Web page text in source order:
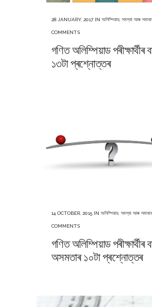
28 JANUARY, 2017 IN অলিম্পিয়াড, সমস্যা আৰু
COMMENTS
গণিত অলিম্পিয়াড পৰীক্ষাৰ্থীৰ
১৩টা প্ৰশ্নোত্তৰ
14 OCTOBER, 2015 IN অলিম্পিয়াড, সমস্যা আৰু সমাধান
COMMENTS
গণিত অলিম্পিয়াড পৰীক্ষাৰ্থীৰ
অসমতাৰ ১০টা প্ৰশ্নোত্তৰ